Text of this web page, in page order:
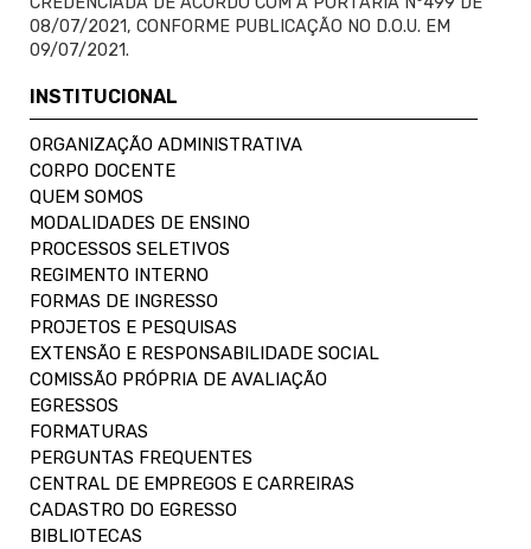
08/07/2021, CONFORME PUBLICAÇÃO NO D.O.U. EM
09/07/2021.
INSTITUCIONAL
ORGANIZAÇÃO ADMINISTRATIVA
CORPO DOCENTE
QUEM SOMOS
MODALIDADES DE ENSINO
PROCESSOS SELETIVOS
REGIMENTO INTERNO
FORMAS DE INGRESSO
PROJETOS E PESQUISAS
EXTENSÃO E RESPONSABILIDADE SOCIAL
COMISSÃO PRÓPRIA DE AVALIAÇÃO
EGRESSOS
FORMATURAS
PERGUNTAS FREQUENTES
CENTRAL DE EMPREGOS E CARREIRAS
CADASTRO DO EGRESSO
BIBLIOTECAS